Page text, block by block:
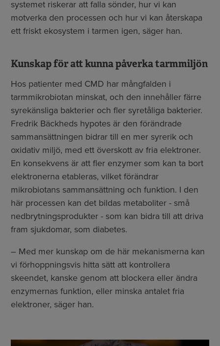
systemet riskerar att falla sönder, hur vi kan
motverka den processen och hur vi kan återskapa
ett friskt ekosystem i tarmen igen, säger han.
Kunskap för att kunna påverka tarmmiljön
Hos patienter med CMD har mångfalden i
tarmmikrobiotan minskat, och den innehåller färre
syrekänsliga bakterier och fler syretåliga bakterier.
Fredrik Bäckheds hypotes är den förändrade
sammansättningen bidrar till en mer syrerik och
oxidativ miljö, med ett överskott av fria elektroner.
En konsekvens är att fler enzymer som kan ta bort
elektronerna etableras, vilket förändrar
mikrobiotans sammansättning och funktion. I den
här processen kan det bildas metaboliter - små
nedbrytningsprodukter - som kan bidra till att driva
fram sjukdomar, som diabetes.
– Med mer kunskap om de här mekanismerna kan
vi förhoppningsvis hitta sätt att kontrollera
skeendet, kanske genom att blockera eller ändra
enzymernas funktion, eller minska antalet fria
elektroner, säger han.